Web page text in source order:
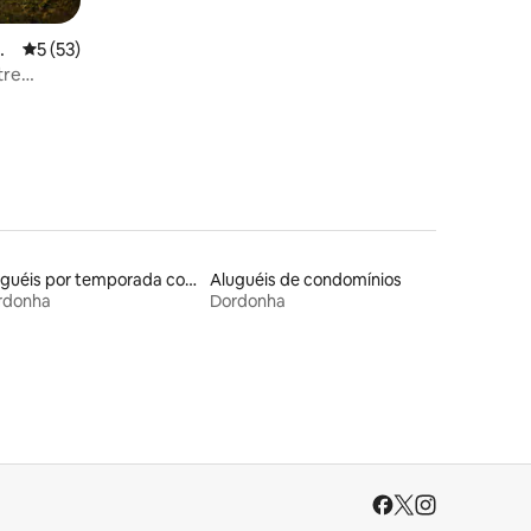
5 de uma avaliação média de 5, 53 avaliações
5 (53)
Aluguéis por temporada com acesso à praia
Aluguéis de condomínios
Dordonha